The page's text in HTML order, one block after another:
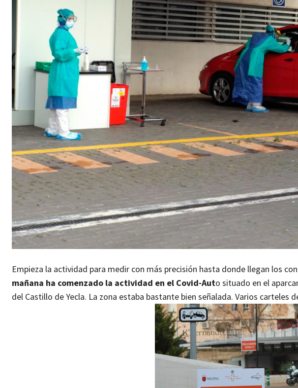
Empieza la actividad para medir con más precisión hasta donde llegan los
mañana ha comenzado la actividad en el Covid-Auto situado en el
del Castillo de Yecla. La zona estaba bastante bien señalada. Varios carteles